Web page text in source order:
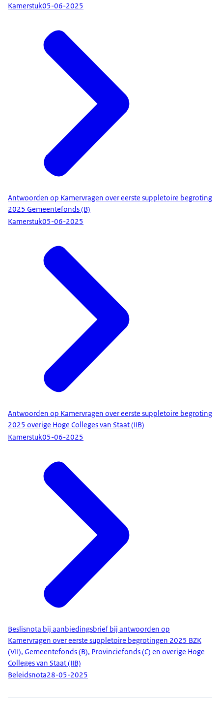
Kamerstuk05-06-2025
Antwoorden op Kamervragen over eerste suppletoire begroting
2025 Gemeentefonds (B)
Kamerstuk05-06-2025
Antwoorden op Kamervragen over eerste suppletoire begroting
2025 overige Hoge Colleges van Staat (IIB)
Kamerstuk05-06-2025
Beslisnota bij aanbiedingsbrief bij antwoorden op
Kamervragen over eerste suppletoire begrotingen 2025 BZK
(VII), Gemeentefonds (B), Provinciefonds (C) en overige Hoge
Colleges van Staat (IIB)
Beleidsnota28-05-2025